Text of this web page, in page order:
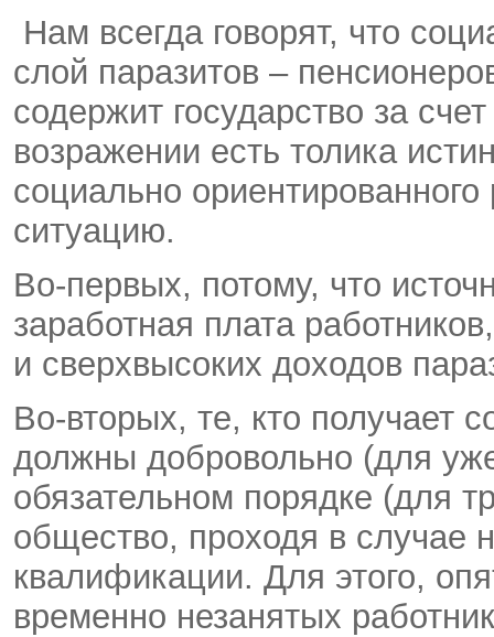
Нам всегда говорят, что
слой паразитов –
содержит государство за
возражении есть толика
социально
ситуацию.
Во-первых, потому, что
заработная плата
и сверхвысоких доходов
Во-вторых, те, кто получает
должны добровольно (для
обязательном порядке (для
общество, проходя в случае
квалификации. Для этого,
временно незанятых